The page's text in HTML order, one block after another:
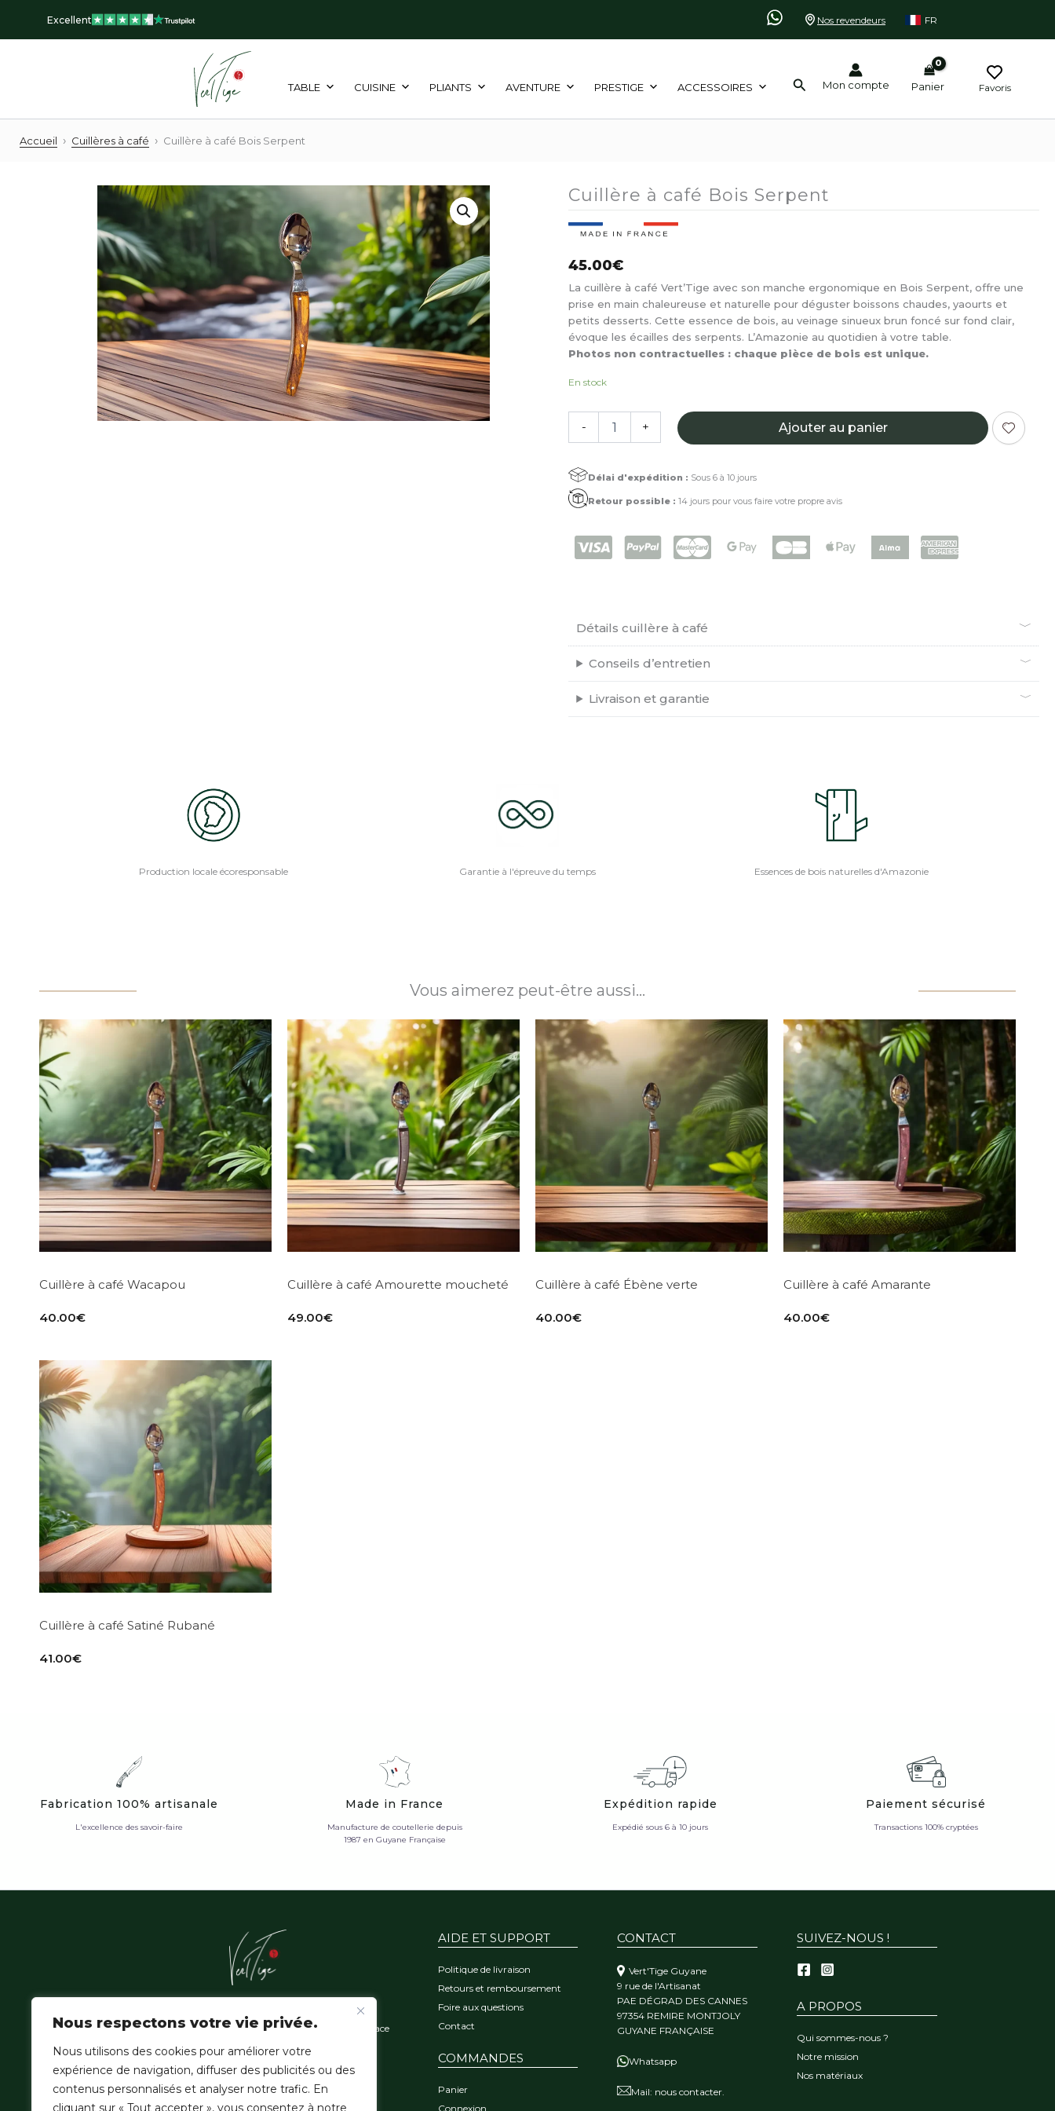
Nous respectons votre vie privée.
Nous utilisons des cookies pour améliorer votre
expérience de navigation, diffuser des publicités ou des
contenus personnalisés et analyser notre trafic. En
cliquant sur « Tout accepter », vous consentez à notre
Excellent Nos revendeurs FR
TABLE CUISINE PLIANTS AVENTURE PRESTIGE ACCESSOIRES Rechercher
Mon compte Panier Favoris
Accueil › Cuillères à café › Cuillère à café Bois Serpent
Cuillère à café Bois Serpent
45.00€
La cuillère à café Vert’Tige avec son manche ergonomique en Bois Serpent, offre une
prise en main chaleureuse et naturelle pour déguster boissons chaudes, yaourts et
petits desserts. Cette essence de bois, au veinage sinueux brun foncé sur fond clair,
évoque les écailles des serpents. L’Amazonie au quotidien à votre table.
Photos non contractuelles : chaque pièce de bois est unique.
En stock
-
à
café
Bois
+ Ajouter au panier
Délai d'expédition : Sous 6 à 10 jours
Retour possible : 14 jours pour vous faire votre propre avis
Détails cuillère à café
Conseils d’entretien
Livraison et garantie
Production locale écoresponsable Garantie à l'épreuve du temps Essences de bois naturelles d'Amazonie
Vous aimerez peut-être aussi…
Cuillère à café Wacapou
40.00€
Cuillère à café Amourette moucheté
49.00€
Cuillère à café Ébène verte
40.00€
Cuillère à café Amarante
40.00€
Cuillère à café Satiné Rubané
41.00€
Fabrication 100% artisanale
L'excellence des savoir-faire
Made in France
Manufacture de coutellerie depuis
1987 en Guyane Française
Expédition rapide
Expédié sous 6 à 10 jours
Paiement sécurisé
Transactions 100% cryptées
L'Atelier Vert'Tige sublime les essences nobles de la forêt
amazonienne, où la patience du geste hérité épouse l'audace
AIDE ET SUPPORT
Politique de livraison
Retours et remboursement
Foire aux questions
Contact
COMMANDES
Panier
Connexion
CONTACT
Vert'Tige Guyane
9 rue de l'Artisanat
PAE DÉGRAD DES CANNES
97354 REMIRE MONTJOLY
GUYANE FRANÇAISE
Whatsapp
Mail: nous contacter.
SUIVEZ-NOUS !
A PROPOS
Qui sommes-nous ?
Notre mission
Nos matériaux